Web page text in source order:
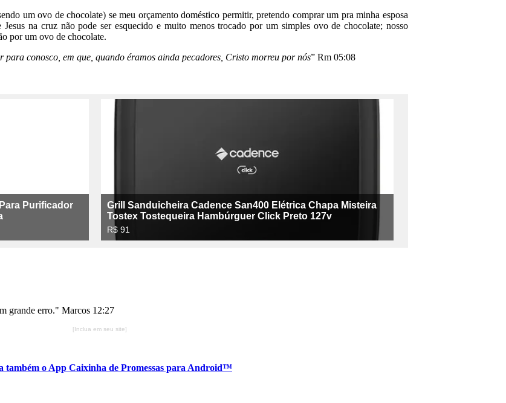
um ovo de chocolate) se meu orçamento doméstico permitir, pretendo comprar um pra minha esposa
na cruz não pode ser esquecido e muito menos trocado por um simples ovo de chocolate; nosso
por um ovo de chocolate.
para conosco, em que, quando éramos ainda pecadores, Cristo morreu por nós” Rm 05:08
grande erro." Marcos 12:27
[Inclua em seu site]
também o App Caixinha de Promessas para Android™